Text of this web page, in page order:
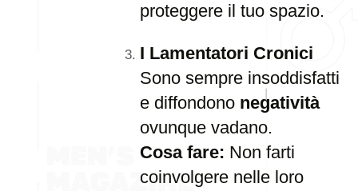
proteggere il tuo spazio.
I Lamentatori Cronici
Sono sempre insoddisfatti
e diffondono negatività
ovunque vadano.
Cosa fare: Non farti
coinvolgere nelle loro